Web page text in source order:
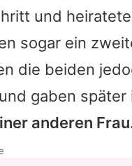
und
sogar ein
die beiden
gaben später
anderen